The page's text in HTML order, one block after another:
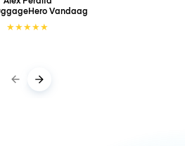
Vandaag
★★★★★